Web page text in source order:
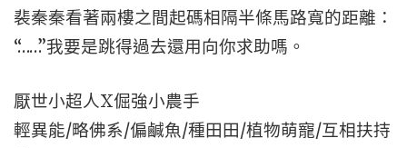
裴秦秦看著兩樓之間起碼相隔半條馬路寬的距離：
“……”我要是跳得過去還用向你求助嗎。
厭世小超人X倔強小農手
輕異能/略佛系/偏鹹魚/種田田/植物萌寵/互相扶持